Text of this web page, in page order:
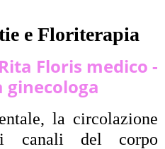
e Floriterapia
Floris medico -
ginecologa
la circolazione
i canali del corpo